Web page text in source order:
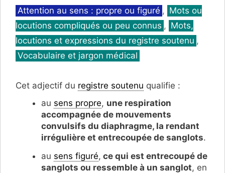
Catégories
Attention au sens : propre ou figuré , Mots ou
locutions compliqués ou peu connus , Mots,
locutions et expressions du registre soutenu ,
Vocabulaire et jargon médical
Cet adjectif du registre soutenu qualifie :
au sens propre, une respiration
accompagnée de mouvements
convulsifs du diaphragme, la rendant
irrégulière et entrecoupée de sanglots.
au sens figuré, ce qui est entrecoupé de
sanglots ou ressemble à un sanglot, en